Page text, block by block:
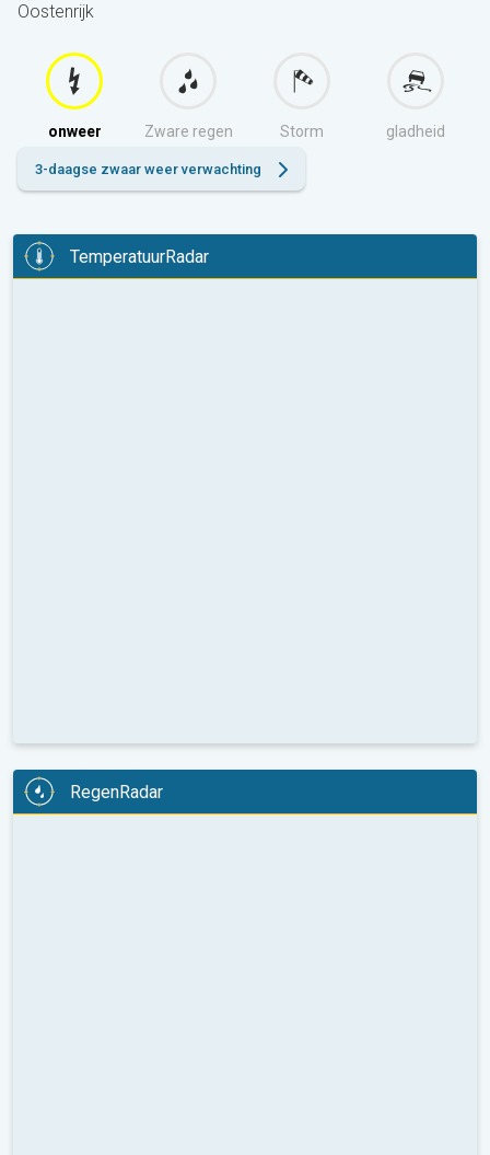
Oostenrijk
onweer Zware regen Storm gladheid
3-daagse zwaar weer verwachting
TemperatuurRadar
RegenRadar